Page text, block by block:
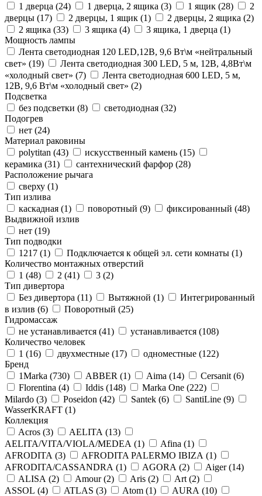
1 дверца (24) 1 дверца, 2 ящика (3) 1 ящик (28)
2
дверцы (17) 2 дверцы, 1 ящик (1) 2 дверцы, 2 ящика (2)
2 ящика (33) 3 ящика (4) 3 ящика, 1 дверца (1)
Мощность лампы
Лента светодиодная 120 LED,12В, 9,6 Вт\м «нейтральный
свет» (19)
Лента светодиодная 300 LED, 5 м, 12В, 4,8Вт\м
«холодный свет» (7)
Лента светодиодная 600 LED, 5 м,
12В, 9,6 Вт\м «холодный свет» (2)
Подсветка
без подсветки (8) светодиодная (32)
Подогрев
нет (24)
Материал раковины
polytitan (43) искусственный камень (15)
керамика (31) сантехнический фарфор (28)
Расположение рычага
сверху (1)
Тип излива
каскадная (1) поворотный (9) фиксированный (48)
Выдвижной излив
нет (19)
Тип подводки
1217 (1) Подключается к общей эл. сети комнаты (1)
Количество монтажных отверстий
1 (48) 2 (41) 3 (2)
Тип дивертора
Без дивертора (11) Вытяжной (1)
Интегрированный
в излив (6) Поворотный (25)
Гидромассаж
не устанавливается (41) устанавливается (108)
Количество человек
1 (16) двухместные (17) одноместные (122)
Бренд
1Marka (730) ABBER (1) Aima (14) Cersanit (6)
Florentina (4) Iddis (148) Marka One (222)
Milardo (3) Poseidon (42) Santek (6) SantiLine (9)
WasserKRAFT (1)
Коллекция
Acros (3) AELITA (13)
AELITA/VITA/VIOLA/MEDEA (1) Afina (1)
AFRODITA (3) AFRODITA PALERMO IBIZA (1)
AFRODITA/CASSANDRA (1) AGORA (2) Aiger (14)
ALISA (2) Amour (2) Aris (2) Art (2)
ASSOL (4) ATLAS (3) Atom (1) AURA (10)